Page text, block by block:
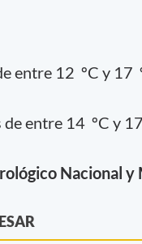
entre 12 ºC y 17
entre 14 ºC y
Nacional y